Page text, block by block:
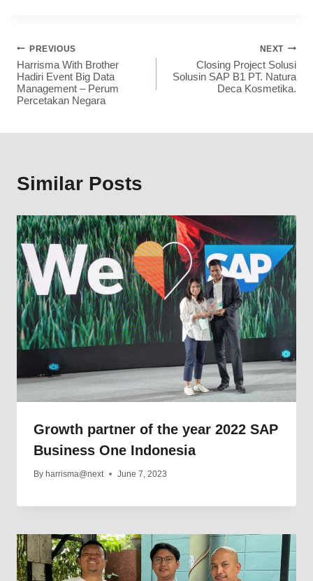
PREVIOUS
Harrisma With Brother
Hadiri Event Big Data
Management – Perum
Percetakan Negara
NEXT
Closing Project Solusi
Solusin SAP B1 PT. Natura
Deca Kosmetika.
Similar Posts
Growth partner of the year 2022 SAP
Business One Indonesia
By harrisma@next June 7, 2023